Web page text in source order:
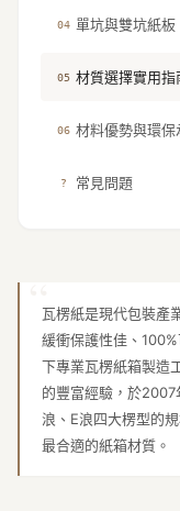
04 單坑與雙坑紙板
05 材質選擇實用指
06 材料優勢與環保
? 常見問題
瓦楞紙是現代包裝產
緩衝保護性佳、
下專業瓦楞紙箱製造
的豐富經驗，於
浪、E浪四大楞型的
最合適的紙箱材質。